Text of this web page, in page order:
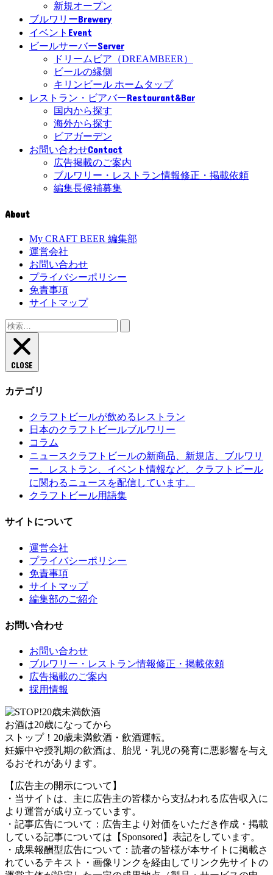
新規オープン
ブルワリーBrewery
イベント Event
ビールサーバーServer
ドリームビア（DREAMBEER）
ビールの縁側
キリンビール ホームタップ
レストラン・ビアバーRestaurant&Bar
国内から探す
海外から探す
ビアガーデン
お問い合わせContact
広告掲載のご案内
ブルワリー・レストラン情報修正・掲載依頼
編集長候補募集
About
My CRAFT BEER 編集部
運営会社
お問い合わせ
プライバシーポリシー
免責事項
サイトマップ
検
索:
CLOSE
カテゴリ
クラフトビールが飲めるレストラン
日本のクラフトビールブルワリー
コラム
ニュース クラフトビールの新商品、新規店、ブルワリ
ー、レストラン、イベント情報など、クラフトビール
に関わるニュースを配信しています。
クラフトビール用語集
サイトについて
運営会社
プライバシーポリシー
免責事項
サイトマップ
編集部のご紹介
お問い合わせ
お問い合わせ
ブルワリー・レストラン情報修正・掲載依頼
広告掲載のご案内
採用情報
お酒は20歳になってから
ストップ！20歳未満飲酒・飲酒運転。
妊娠中や授乳期の飲酒は、胎児・乳児の発育に悪影響を与え
るおそれがあります。
【広告主の開示について】
・当サイトは、主に広告主の皆様から支払われる広告収入に
より運営が成り立っています。
・記事広告について：広告主より対価をいただき作成・掲載
している記事については【Sponsored】表記をしています。
・成果報酬型広告について：読者の皆様が本サイトに掲載さ
れているテキスト・画像リンクを経由してリンク先サイトの